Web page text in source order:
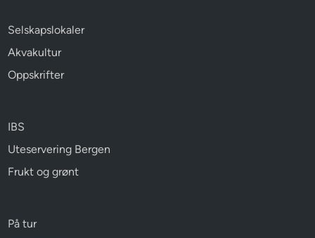
Selskapslokaler
Akvakultur
Oppskrifter
IBS
Uteservering Bergen
Frukt og grønt
På tur